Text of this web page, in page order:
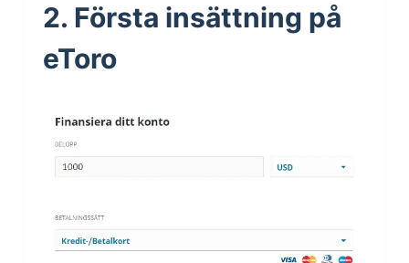
2. Första insättning på
eToro